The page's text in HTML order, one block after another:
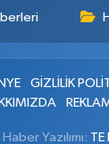
GİZLİLİK
Haber Yazılımı: TE